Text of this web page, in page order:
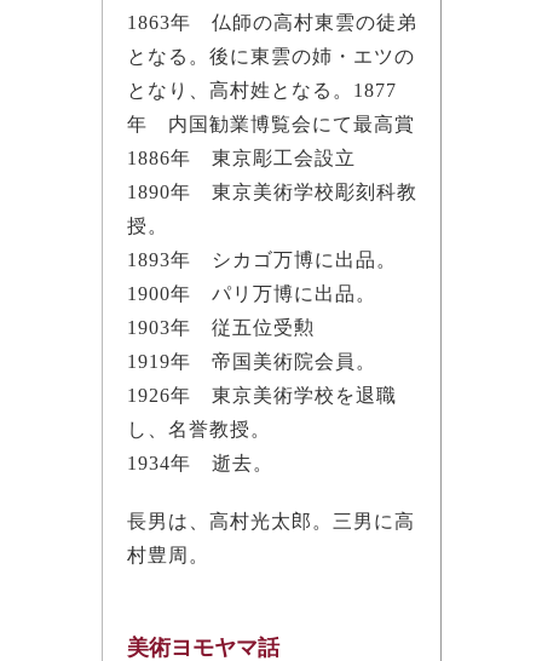
1863年 仏師の高村東雲の徒弟
となる。後に東雲の姉・エツの
となり、高村姓となる。1877
年 内国勧業博覧会にて最高賞
1886年 東京彫工会設立
1890年 東京美術学校彫刻科教
授。
1893年 シカゴ万博に出品。
1900年 パリ万博に出品。
1903年 従五位受勲
1919年 帝国美術院会員。
1926年 東京美術学校を退職
し、名誉教授。
1934年 逝去。
長男は、高村光太郎。三男に高
村豊周。
美術ヨモヤマ話